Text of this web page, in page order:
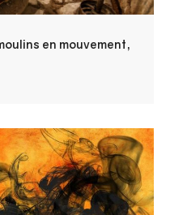
en mouvement,
par le Comité des